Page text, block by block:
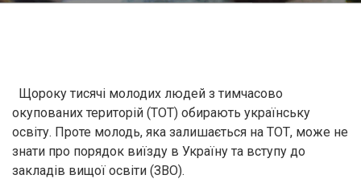
Щороку тисячі молодих людей з тимчасово
окупованих територій (ТОТ) обирають українську
освіту. Проте молодь, яка залишається на ТОТ, може не
знати про порядок виїзду в Україну та вступу до
закладів вищої освіти (ЗВО).